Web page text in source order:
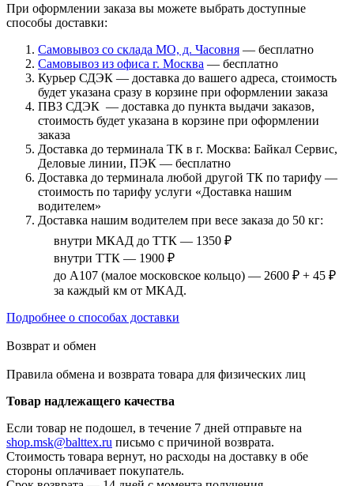
При оформлении заказа вы можете выбрать доступные
способы доставки:
Самовывоз со склада МО, д. Часовня — бесплатно
Самовывоз из офиса г. Москва — бесплатно
Курьер СДЭК — доставка до вашего адреса, стоимость
будет указана сразу в корзине при оформлении заказа
ПВЗ СДЭК — доставка до пункта выдачи заказов,
стоимость будет указана в корзине при оформлении
заказа
Доставка до терминала ТК в г. Москва: Байкал Сервис,
Деловые линии, ПЭК — бесплатно
Доставка до терминала любой другой ТК по тарифу —
стоимость по тарифу услуги «Доставка нашим
водителем»
Доставка нашим водителем при весе заказа до 50 кг:
внутри МКАД до ТТК — 1350 ₽
внутри ТТК — 1900 ₽
до А107 (малое московское кольцо) — 2600 ₽ + 45 ₽
за каждый км от МКАД.
Подробнее о способах доставки
Возврат и обмен
Правила обмена и возврата товара для физических лиц
Товар надлежащего качества
Если товар не подошел, в течение 7 дней отправьте на
shop.msk@balttex.ru письмо с причиной возврата.
Стоимость товара вернут, но расходы на доставку в обе
стороны оплачивает покупатель.